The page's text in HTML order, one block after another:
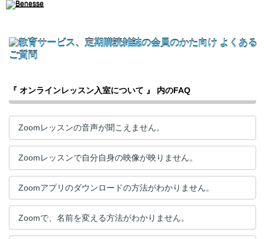
『 オンラインレッスン入室について 』 内のFAQ
Zoomレッスンの音声が聞こえません。
Zoomレッスンで自分自身の映像が映りません。
Zoomアプリのダウンロードの方法がわかりません。
Zoomで、名前を変える方法がわかりません。